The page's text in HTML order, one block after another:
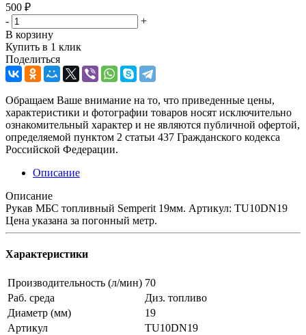
500 ₽
-
+
В корзину
Купить в 1 клик
Поделиться
Обращаем Ваше внимание на то, что приведенные цены,
характеристики и фотографии товаров носят исключительно
ознакомительный характер и не являются публичной офертой,
определяемой пунктом 2 статьи 437 Гражданского кодекса
Российской Федерации.
Описание
Описание
Рукав МБС топливный Semperit 19мм. Артикул: TU10DN19
Цена указана за погонный метр.
Характеристики
Производительность (л/мин) 70
Раб. среда
Диз. топливо
Диаметр (мм)
19
Артикул
TU10DN19